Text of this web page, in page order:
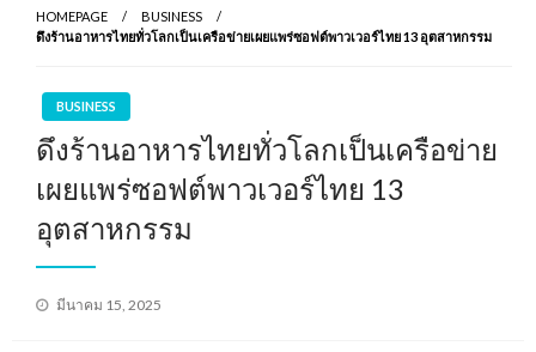
HOMEPAGE
BUSINESS
ดึงร้านอาหารไทยทั่วโลกเป็นเครือข่ายเผยแพร่ซอฟต์พาวเวอร์ไทย 13 อุตสาหกรรม
BUSINESS
ดึงร้านอาหารไทยทั่วโลกเป็นเครือข่าย
เผยแพร่ซอฟต์พาวเวอร์ไทย 13
อุตสาหกรรม
Posted
มีนาคม 15, 2025